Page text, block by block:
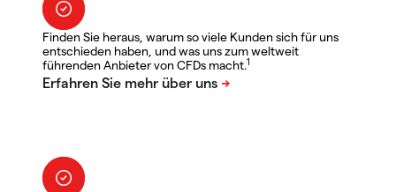
Finden Sie heraus, warum so viele Kunden sich für uns
entschieden haben, und was uns zum weltweit
führenden Anbieter von CFDs macht.1